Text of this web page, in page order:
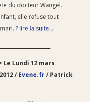
du docteur Wangel.
elle refuse tout
. ? lire la suite…
• Le Lundi 12 mars
2012 / Evene.fr/ Patrick